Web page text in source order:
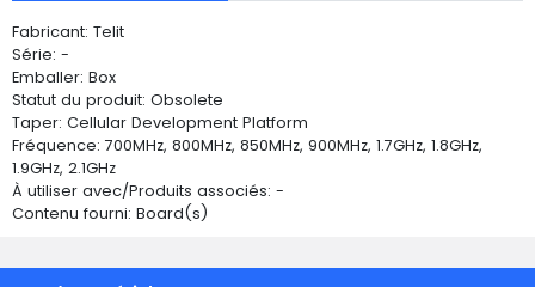
Fabricant: Telit
Série: -
Emballer: Box
Statut du produit: Obsolete
Taper: Cellular Development Platform
Fréquence: 700MHz, 800MHz, 850MHz, 900MHz, 1.7GHz, 1.8GHz,
1.9GHz, 2.1GHz
À utiliser avec/Produits associés: -
Contenu fourni: Board(s)